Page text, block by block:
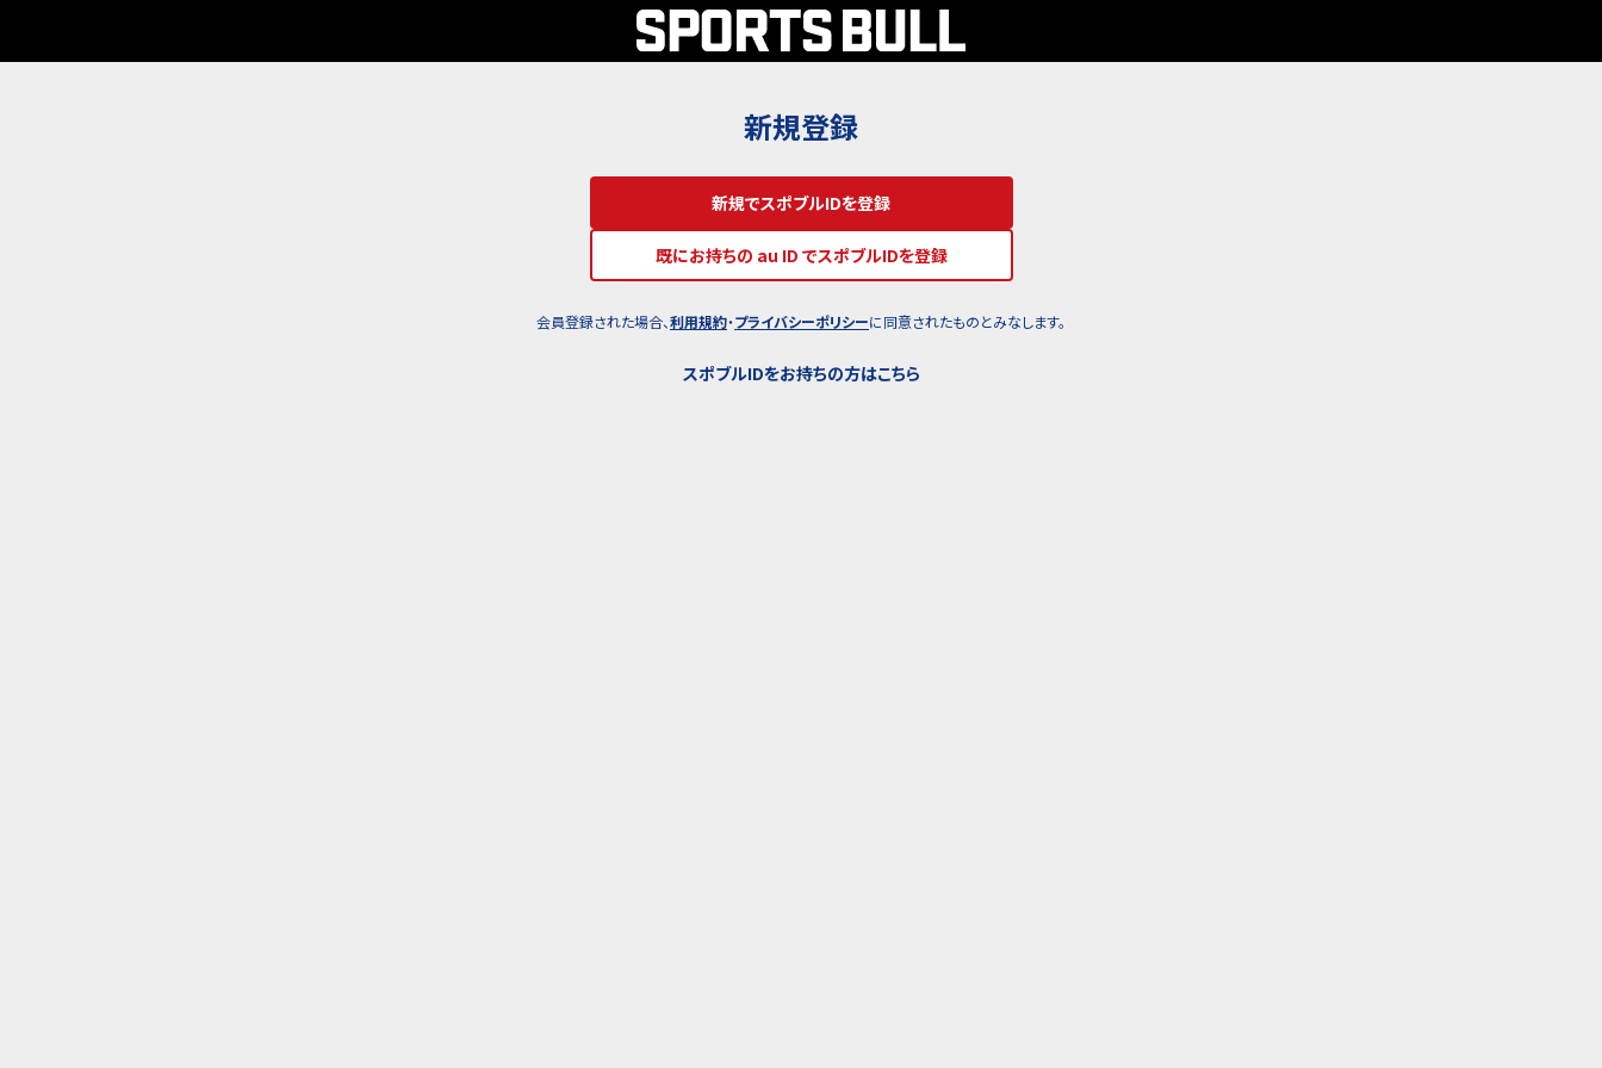
新規登録
新規でスポブルIDを登録
既にお持ちの au ID でスポブルIDを登録
会員登録された場合、利用規約・プライバシーポリシーに同意されたものとみなします。
スポブルIDをお持ちの方はこちら